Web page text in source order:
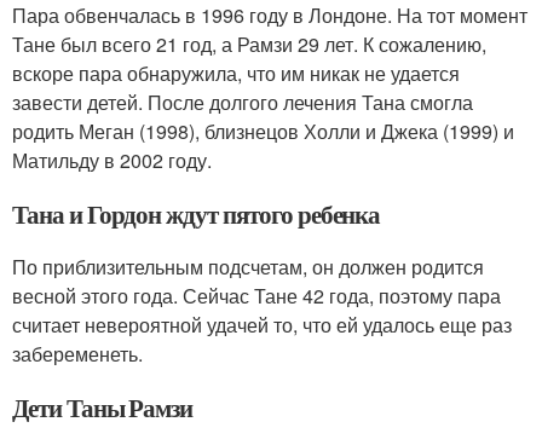
Пара обвенчалась в 1996 году в Лондоне. На тот момент
Тане был всего 21 год, а Рамзи 29 лет. К сожалению,
вскоре пара обнаружила, что им никак не удается
завести детей. После долгого лечения Тана смогла
родить Меган (1998), близнецов Холли и Джека (1999) и
Матильду в 2002 году.
Тана и Гордон ждут пятого ребенка
По приблизительным подсчетам, он должен родится
весной этого года. Сейчас Тане 42 года, поэтому пара
считает невероятной удачей то, что ей удалось еще раз
забеременеть.
Дети Таны Рамзи